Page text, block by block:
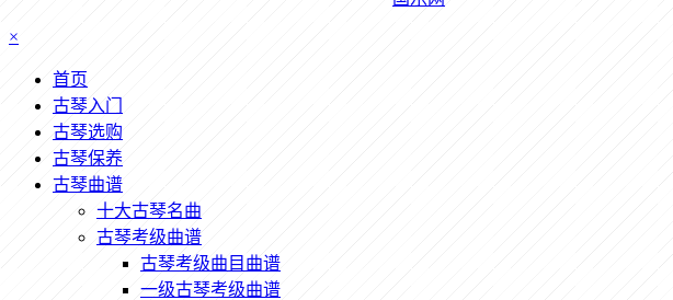
×
首页
古琴入门
古琴选购
古琴保养
古琴曲谱
十大古琴名曲
古琴考级曲谱
古琴考级曲目曲谱
一级古琴考级曲谱